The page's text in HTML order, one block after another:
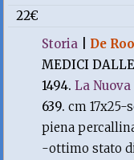
22€
Storia
De
MEDICI
1494.La
639.cm
piena
-ottimo stato